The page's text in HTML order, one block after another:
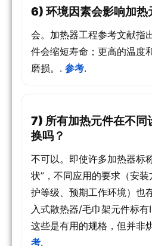
6) 环境因素会影响加热
会。加热器工程参考文献指
件会缩短寿命；更高的温度
磨损。. 参考.
7) 所有加热元件在不同
换吗？
不可以。即使许多加热器标
状”，不同应用的要求（安
护等级、预期工作环境）也
入式散热器/毛巾架元件标
这些是有用的规格，但并非
考.